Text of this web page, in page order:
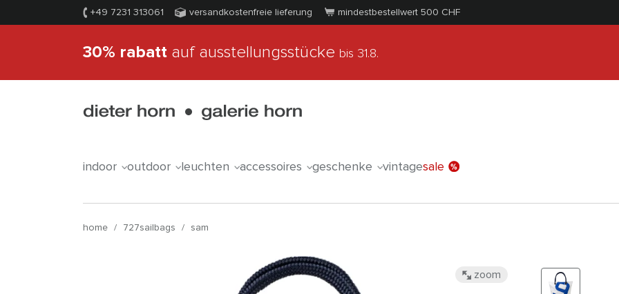
+49 7231 313061 versandkostenfreie lieferung mindestbestellwert 500 CHF
30% rabatt auf ausstellungsstücke bis 31.8.
indoor outdoor leuchten accessoires geschenke vintagesale
home / 727sailbags / sam
zoom